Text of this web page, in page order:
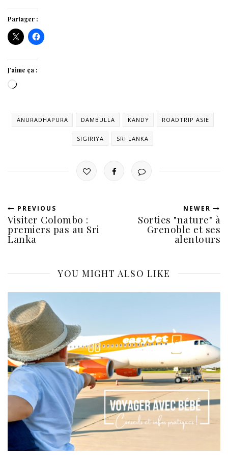
Partager :
J’aime ça :
Chargement…
ANURADHAPURA DAMBULLA KANDY ROADTRIP ASIE
SIGIRIYA SRI LANKA
PREVIOUS
Visiter Colombo :
premiers pas au Sri
Lanka
NEWER
Sorties "nature" à
Grenoble et ses
alentours
YOU MIGHT ALSO LIKE